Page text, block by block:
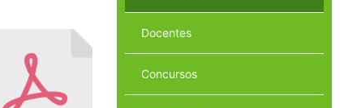
Docentes
Concursos